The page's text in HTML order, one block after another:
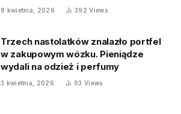
8 kwietnia, 2026 392Views
Trzech nastolatków znalazło portfel
w zakupowym wózku. Pieniądze
wydali na odzież i perfumy
3 kwietnia, 2026 93Views